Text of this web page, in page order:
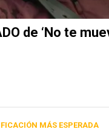
de ‘No te
MÁS ESPERADA